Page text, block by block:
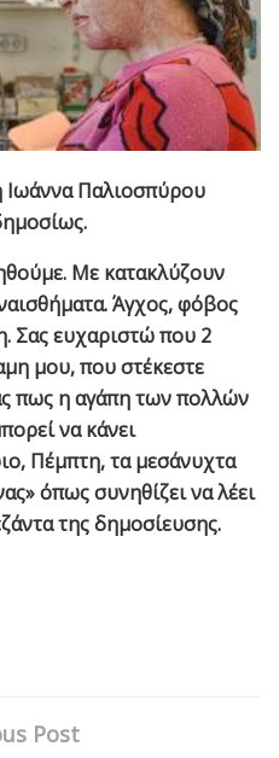
Ιωάννα Παλιοσπύρου
Με κατακλύζουν
Άγχος, φόβος
Σας ευχαριστώ που 2
μου, που στέκεστε
πως η αγάπη των πολλών
να κάνει
Πέμπτη, τα μεσάνυχτα
όπως συνηθίζει να λέει
της δημοσίευσης.
Post